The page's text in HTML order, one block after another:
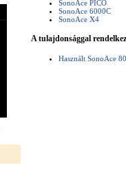
SonoAce PICO
SonoAce 6000C
SonoAce X4
A tulajdonsággal
Használt SonoAce